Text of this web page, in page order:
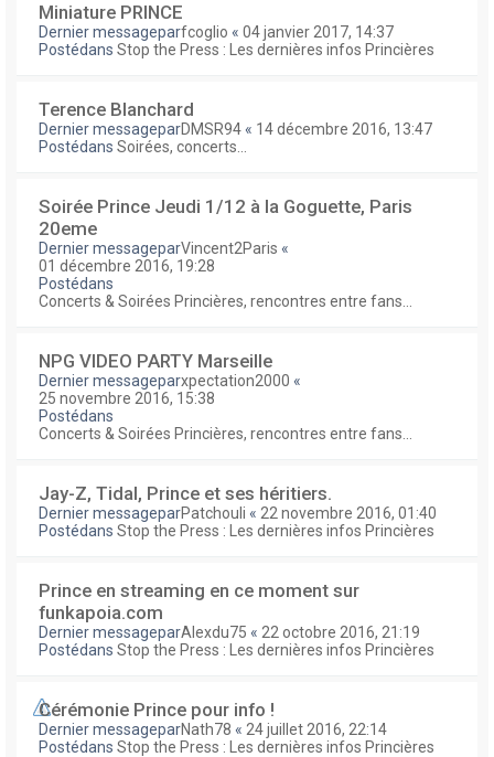
Miniature PRINCE
Dernier messageparfcoglio « 04 janvier 2017, 14:37
Postédans Stop the Press : Les dernières infos Princières
Terence Blanchard
Dernier messageparDMSR94 « 14 décembre 2016, 13:47
Postédans Soirées, concerts...
Soirée Prince Jeudi 1/12 à la Goguette, Paris
20eme
Dernier messageparVincent2Paris «
01 décembre 2016, 19:28
Postédans
Concerts & Soirées Princières, rencontres entre fans...
NPG VIDEO PARTY Marseille
Dernier messageparxpectation2000 «
25 novembre 2016, 15:38
Postédans
Concerts & Soirées Princières, rencontres entre fans...
Jay-Z, Tidal, Prince et ses héritiers.
Dernier messageparPatchouli « 22 novembre 2016, 01:40
Postédans Stop the Press : Les dernières infos Princières
Prince en streaming en ce moment sur
funkapoia.com
Dernier messageparAlexdu75 « 22 octobre 2016, 21:19
Postédans Stop the Press : Les dernières infos Princières
Cérémonie Prince pour info !
Dernier messageparNath78 « 24 juillet 2016, 22:14
Postédans Stop the Press : Les dernières infos Princières